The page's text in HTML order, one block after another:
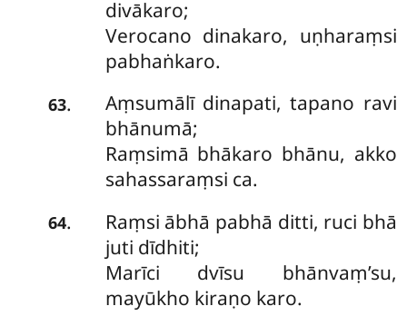
divākaro;
Verocano dinakaro, uṇharaṃsi
pabhaṅkaro.
63.
Aṃsumālī dinapati, tapano ravi
bhānumā;
Raṃsimā bhākaro bhānu, akko
sahassaraṃsi ca.
64.
Raṃsi ābhā pabhā ditti, ruci bhā
juti dīdhiti;
Marīci dvīsu bhānvaṃ’su,
mayūkho kiraṇo karo.